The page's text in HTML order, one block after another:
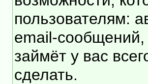
пользователям:
email-сообщений,
займёт у вас
сделать.